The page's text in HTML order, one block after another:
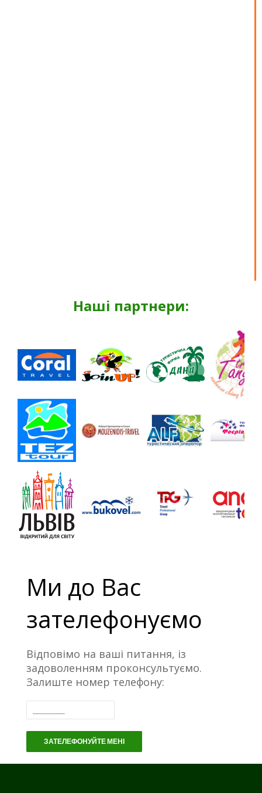
Наші партнери:
Ми до Вас
зателефонуємо
Відповімо на ваші питання, із
задоволенням проконсультуємо.
Залиште номер телефону:
ЗАТЕЛЕФОНУЙТЕ МЕНІ